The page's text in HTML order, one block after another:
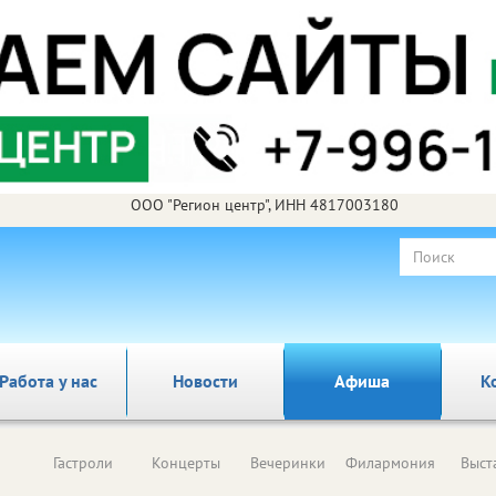
ООО "Регион центр", ИНН 4817003180
у нас Новости Афиша
Гастроли Концерты Вечеринки Филармония